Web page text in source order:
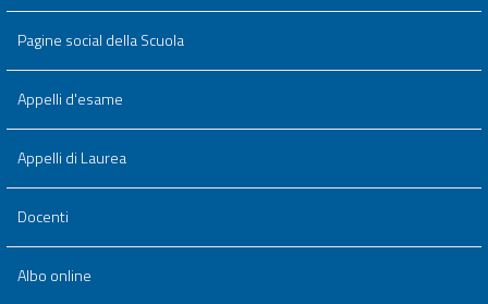
Pagine social della Scuola
Appelli d'esame
Appelli di Laurea
Docenti
Albo online